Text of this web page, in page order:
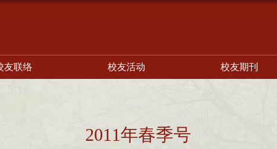
友联络 校友活动 校友期刊
2011年春季号